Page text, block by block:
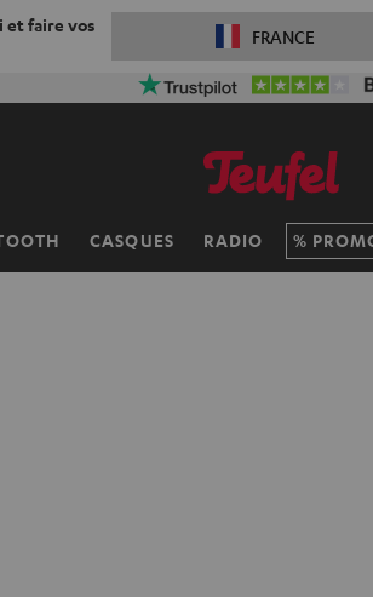
et faire vos
FRANCE
CASQUES RADIO